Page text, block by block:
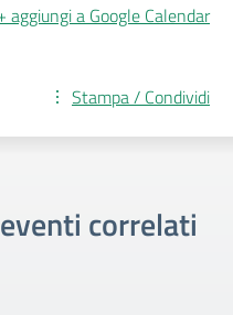
aggiungi a Google Calendar
Stampa / Condividi
correlati